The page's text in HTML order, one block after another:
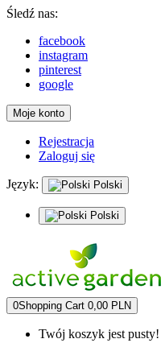
Śledź nas:
facebook
instagram
pinterest
google
Moje konto
Rejestracja
Zaloguj się
Język: Polski
Polski
0Shopping Cart 0,00 PLN
Twój koszyk jest pusty!